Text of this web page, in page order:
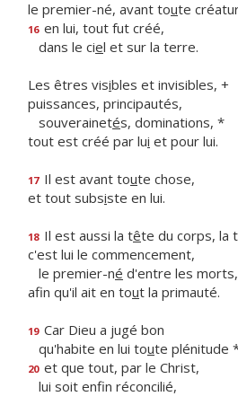
le premier-né, avant toute
16 en lui, tout fut créé,
dans le ciel et sur la terre.
Les êtres visibles et invisibles, +
puissances, principautés,
souverainetés, dominations, *
tout est créé par lui et pour lui.
17 Il est avant toute chose,
et tout subsiste en lui.
18 Il est aussi la tête du corps, la
c'est lui le commencement,
le premier-né d'entre les
afin qu'il ait en tout la primauté.
19 Car Dieu a jugé bon
qu'habite en lui toute plénitude
20 et que tout, par le Christ,
lui soit enfn réconcilié,